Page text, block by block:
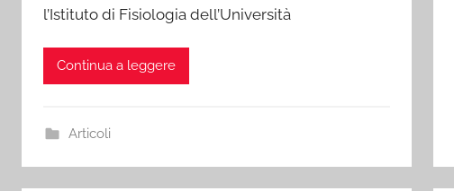
l’Istituto di Fisiologia dell’Università
Continua a leggere
Articoli